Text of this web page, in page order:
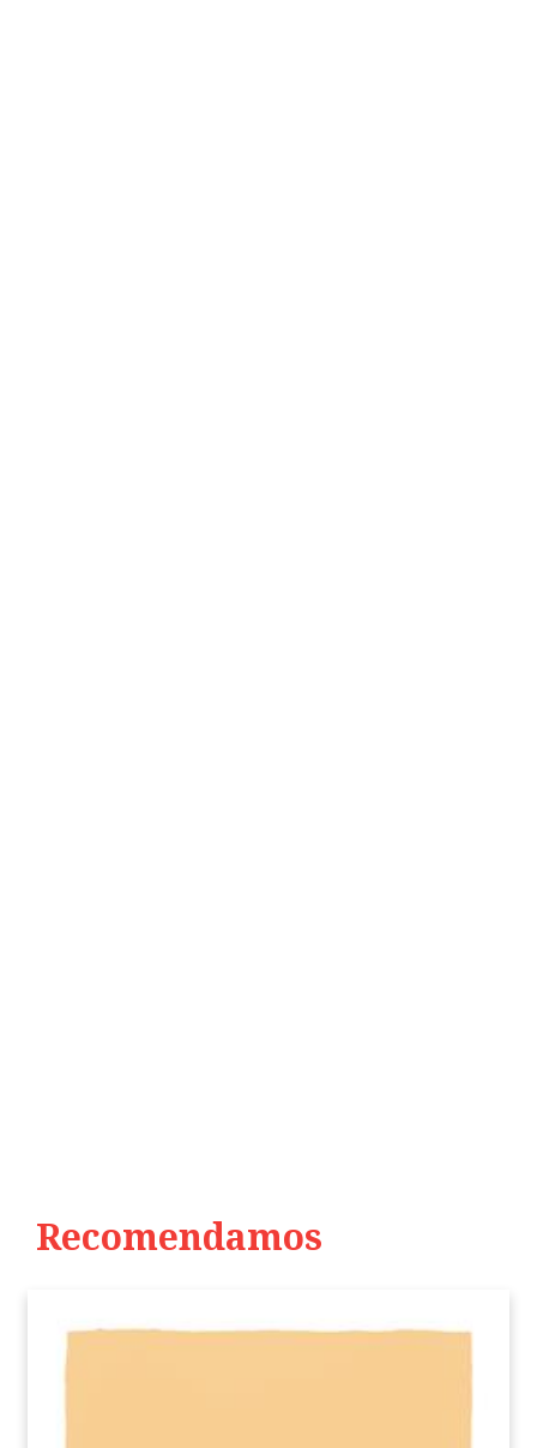
Recomendamos